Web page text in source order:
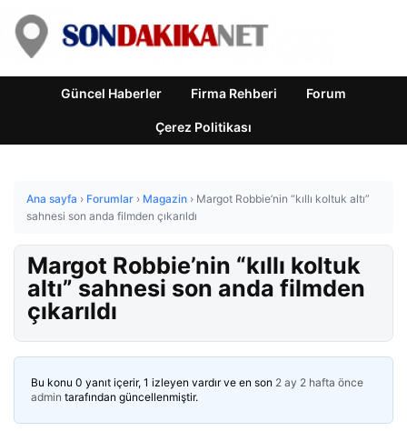
Güncel Haberler Firma Rehberi Forum
Çerez Politikası
Ana sayfa › Forumlar › Magazin › Margot Robbie’nin “kıllı koltuk altı”
sahnesi son anda filmden çıkarıldı
Margot Robbie’nin “kıllı koltuk
altı” sahnesi son anda filmden
çıkarıldı
Bu konu 0 yanıt içerir, 1 izleyen vardır ve en son 2 ay 2 hafta önce
admin tarafından güncellenmiştir.